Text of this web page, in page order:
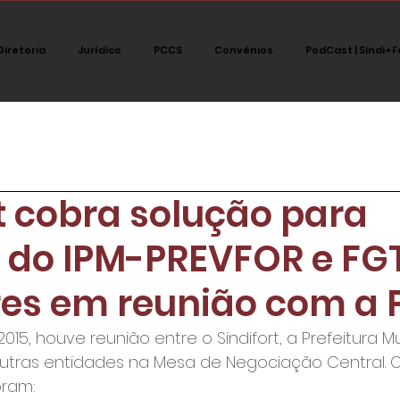
Jurídico PCCS Convênios PodCast |
PodCast Sindi+fort
cobra solução para
IPM-PREVFOR e
em reunião com a
houve reunião entre o Sindifort, a Prefeitura
entidades na Mesa de Negociação Central.